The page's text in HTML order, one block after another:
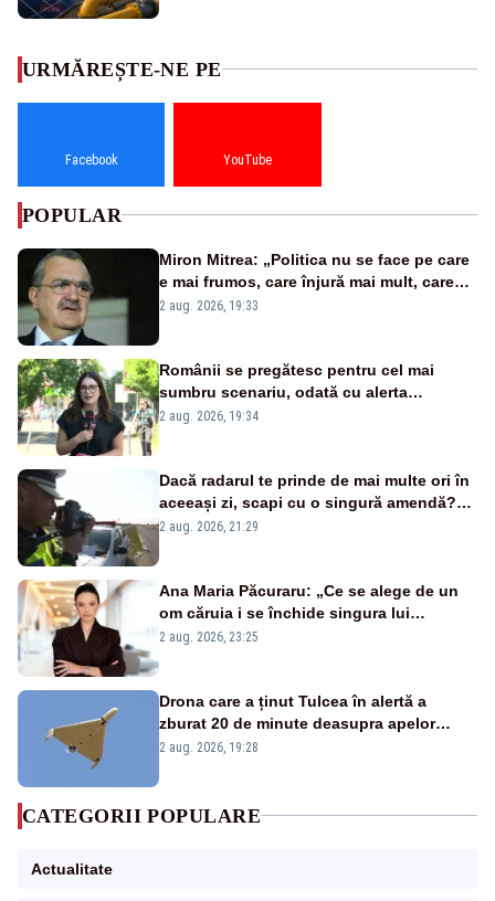
URMĂREȘTE-NE PE
Facebook YouTube
POPULAR
Miron Mitrea: „Politica nu se face pe care
e mai frumos, care înjură mai mult, care
țipă mai tare, ci pe proiecte”
2 aug. 2026, 19:33
Românii se pregătesc pentru cel mai
sumbru scenariu, odată cu alerta
energetică
2 aug. 2026, 19:34
Dacă radarul te prinde de mai multe ori în
aceeași zi, scapi cu o singură amendă?
Ce spune legea
2 aug. 2026, 21:29
Ana Maria Păcuraru: „Ce se alege de un
om căruia i se închide singura lui
portiță?”
2 aug. 2026, 23:25
Drona care a ținut Tulcea în alertă a
zburat 20 de minute deasupra apelor
României. Au fost ridicate două F-16
2 aug. 2026, 19:28
CATEGORII POPULARE
Actualitate